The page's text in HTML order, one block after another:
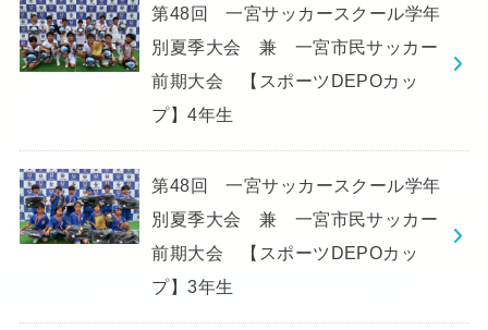
第48回 一宮サッカースクール学年
別夏季大会 兼 一宮市民サッカー
前期大会 【スポーツDEPOカッ
プ】4年生
第48回 一宮サッカースクール学年
別夏季大会 兼 一宮市民サッカー
前期大会 【スポーツDEPOカッ
プ】3年生